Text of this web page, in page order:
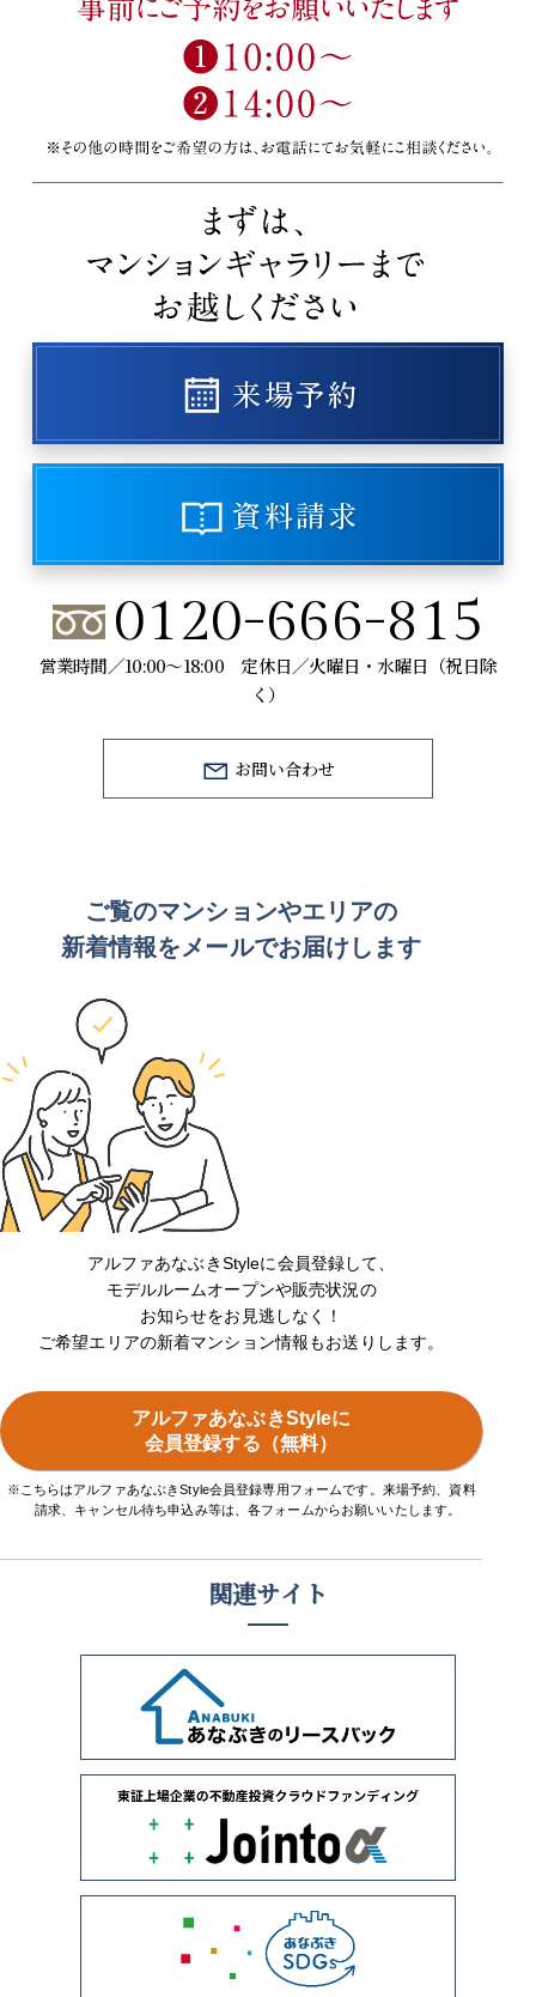
来場予約
資料請求
0120-666-815
営業時間／10:00～18:00 定休日／火曜日・水曜日（祝日除
く）
お問い合わせ
ご覧のマンションやエリアの
新着情報をメールでお届けします
アルファあなぶきStyleに会員登録して、
モデルルームオープンや販売状況の
お知らせをお見逃しなく！
ご希望エリアの新着マンション情報もお送りします。
アルファあなぶきStyleに
会員登録する（無料）
※こちらはアルファあなぶきStyle会員登録専用フォームです。来場予約、資料
請求、キャンセル待ち申込み等は、各フォームからお願いいたします。
関連サイト